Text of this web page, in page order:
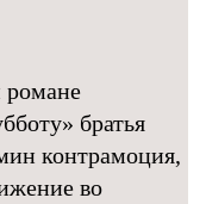
романе
братья
контрамоция,
во